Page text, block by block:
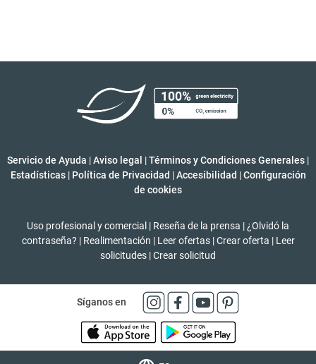
Servicio de Ayuda |Aviso legal |Términos y Condiciones Generales |
Estadísticas | Política de Privacidad | Accesibilidad | Configuración
de cookies
Uso profesional y comercial | Reseña de la prensa | ¿Olvidó la
contraseña? | Realimentación | Leer ofertas | Crear oferta | Leer
solicitudes |Crear solicitud
Síganos en